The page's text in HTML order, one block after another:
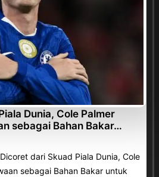
Dunia, Cole Palmer
sebagai Bahan Bakar…
dari Skuad Piala Dunia, Cole
sebagai Bahan Bakar untuk